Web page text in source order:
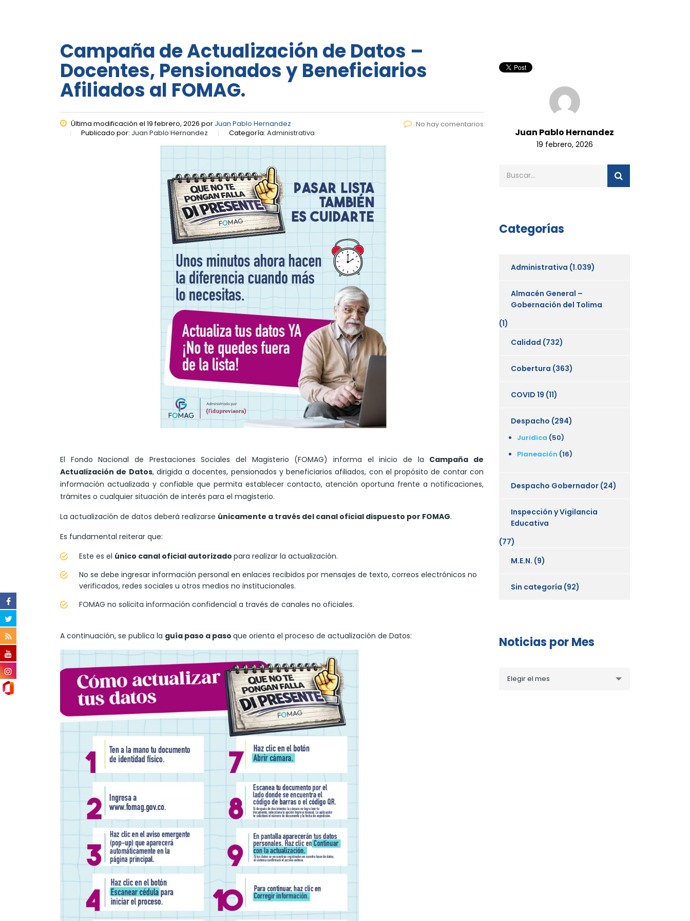
Campaña de Actualización de Datos –
Docentes, Pensionados y Beneficiarios
Afiliados al FOMAG.
Última modificación el 19 febrero, 2026 por Juan Pablo Hernandez
Publicado por: Juan Pablo Hernandez Categoría: Administrativa
No hay comentarios
El Fondo Nacional de Prestaciones Sociales del Magisterio (FOMAG) informa el inicio de la Campaña de
Actualización de Datos, dirigida a docentes, pensionados y beneficiarios afiliados, con el propósito de contar con
información actualizada y confiable que permita establecer contacto, atención oportuna frente a notificaciones,
trámites o cualquier situación de interés para el magisterio.
La actualización de datos deberá realizarse únicamente a través del canal oficial dispuesto por FOMAG.
Es fundamental reiterar que:
Este es el único canal oficial autorizado para realizar la actualización.
No se debe ingresar información personal en enlaces recibidos por mensajes de texto, correos electrónicos no
verificados, redes sociales u otros medios no institucionales.
FOMAG no solicita información confidencial a través de canales no oficiales.
A continuación, se publica la guía paso a paso que orienta el proceso de actualización de Datos:
Juan Pablo Hernandez
19 febrero, 2026
Categorías
Administrativa (1.039)
Almacén General –
Gobernación del Tolima
(1)
Calidad (732)
Cobertura (363)
COVID 19 (11)
Despacho (294)
Juridica (50)
Planeación (16)
Despacho Gobernador (24)
Inspección y Vigilancia
Educativa
(77)
M.E.N. (9)
Sin categoría (92)
Noticias por Mes
porElegir el mes